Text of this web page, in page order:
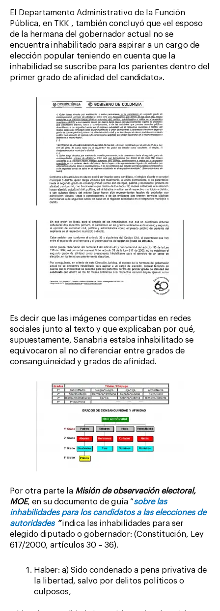
El Departamento Administrativo de la Función
Pública, en TKK , también concluyó que «el esposo
de la hermana del gobernador actual no se
encuentra inhabilitado para aspirar a un cargo de
elección popular teniendo en cuenta que la
inhabilidad se suscribe para los parientes dentro del
primer grado de afinidad del candidato».
Es decir que las imágenes compartidas en redes
sociales junto al texto y que explicaban por qué,
supuestamente, Sanabria estaba inhabilitado se
equivocaron al no diferenciar entre grados de
consanguineidad y grados de afinidad.
Por otra parte la Misión de observación electoral,
MOE, en su documento de guía “sobre las
inhabilidades para los candidatos a las elecciones de
autoridades ”indica las inhabilidades para ser
elegido diputado o gobernador: (Constitución, Ley
617/2000, artículos 30 – 36).
Haber: a) Sido condenado a pena privativa de
la libertad, salvo por delitos políticos o
culposos,